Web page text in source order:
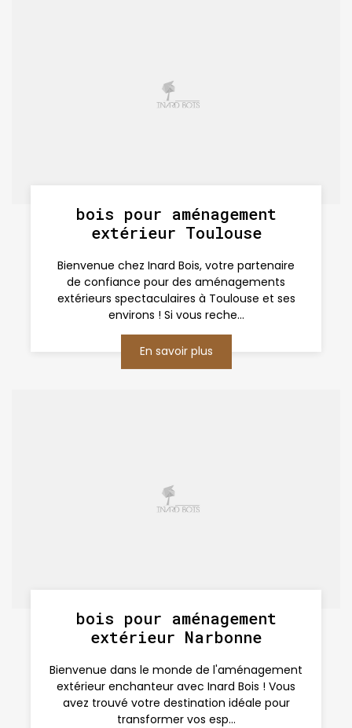
bois pour aménagement
extérieur Toulouse
Bienvenue chez Inard Bois, votre partenaire
de confiance pour des aménagements
extérieurs spectaculaires à Toulouse et ses
environs ! Si vous reche...
En savoir plus
bois pour aménagement
extérieur Narbonne
Bienvenue dans le monde de l'aménagement
extérieur enchanteur avec Inard Bois ! Vous
avez trouvé votre destination idéale pour
transformer vos esp...